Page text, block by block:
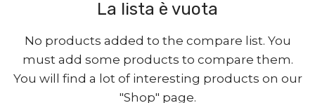
La lista è vuota
No products added to the compare list. You
must add some products to compare them.
You will find a lot of interesting products on our
"Shop" page.